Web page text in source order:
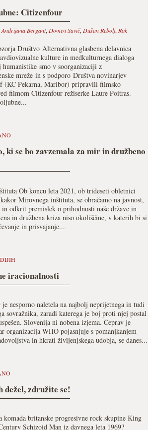
Citizenfour
Andrijana Bergant, Domen Savič, Dušan Rebolj, Rok
Društvo Alternativna glasbena delavnica
kulture in medkulturnega dialoga
smo v soorganizaciji z
mreže in s podporo Društva novinarjev
(KC Pekarna, Maribor) pripravili filmsko
filmom Citizenfour režiserke Laure Poitras.
ki se bo zavzemala za mir in družbeno
Ob koncu leta 2021, ob trideseti obletnici
Mirovnega inštituta, se obračamo na javnost,
odkrit premislek o prihodnosti naše države in
in družbena kriza niso okoliščine, v katerih bi si
in prisvajanje...
iracionalnosti
nesporno naletela na najbolj neprijetnega in tudi
sovražnika, zaradi katerega je boj proti njej postal
Slovenija ni nobena izjema. Čeprav je
organizacija WHO pojasnjuje s pomanjkanjem
in hkrati življenjskega udobja, se danes...
združite se!
komada britanske progresivne rock skupine King
Schizoid Man iz davnega leta 1969?